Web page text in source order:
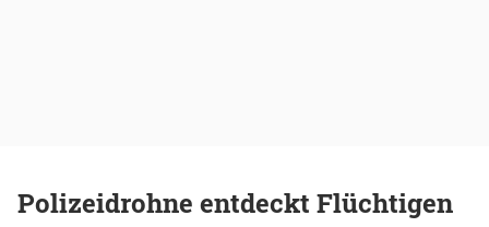
Polizeidrohne entdeckt Flüchtigen